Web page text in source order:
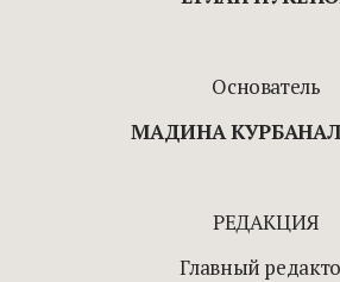
Основатель
МАДИНА
РЕДАКЦИЯ
Главный